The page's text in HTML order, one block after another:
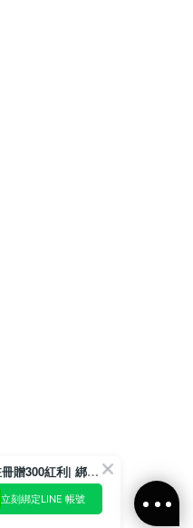
官網註冊贈300紅利| 綁定LINE再領取專屬優惠
立刻綁定LINE 帳號